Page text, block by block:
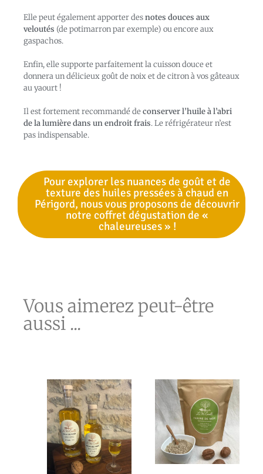
Elle peut également apporter desnotes douces aux
veloutés (de potimarron par exemple) ou encore aux
gaspachos.
Enfin, elle supporte parfaitement la cuisson douce et
donnera un délicieux goût de noix et de citron à vos gâteaux
au yaourt !
Il est fortement recommandé deconserver l’huile à l’abri
de la lumière dans un endroit frais. Le réfrigérateur n’est
pas indispensable.
Pour explorer les nuances de goût et de
texture des huiles pressées à chaud en
Périgord, nous vous proposons de découvrir
notre coffret dégustation de «
chaleureuses » !
Vous aimerez peut-être
aussi ...